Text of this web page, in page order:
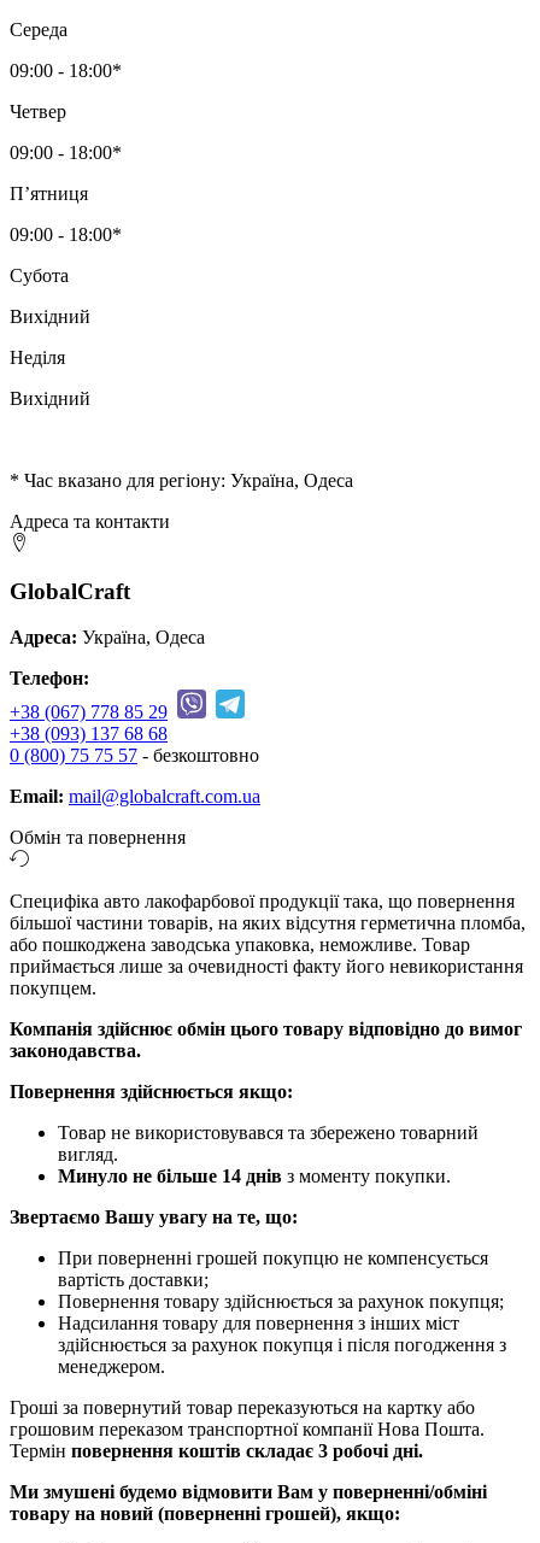
Середа
09:00 - 18:00*
Четвер
09:00 - 18:00*
Пʼятниця
09:00 - 18:00*
Субота
Вихідний
Неділя
Вихідний
* Час вказано для регіону: Україна, Одеса
Адреса та контакти
GlobalCraft
Адреса: Україна, Одеса
Телефон:
+38 (067) 778 85 29
+38 (093) 137 68 68
0 (800) 75 75 57 - безкоштовно
Email: mail@globalcraft.com.ua
Обмін та повернення
Специфіка авто лакофарбової продукції така, що повернення
більшої частини товарів, на яких відсутня герметична пломба,
або пошкоджена заводська упаковка, неможливе. Товар
приймається лише за очевидності факту його невикористання
покупцем.
Компанія здійснює обмін цього товару відповідно до вимог
законодавства.
Повернення здійснюється якщо:
Товар не використовувався та збережено товарний
вигляд.
Минуло не більше 14 днів з моменту покупки.
Звертаємо Вашу увагу на те, що:
При поверненні грошей покупцю не компенсується
вартість доставки;
Повернення товару здійснюється за рахунок покупця;
Надсилання товару для повернення з інших міст
здійснюється за рахунок покупця і після погодження з
менеджером.
Гроші за повернутий товар переказуються на картку або
грошовим переказом транспортної компанії Нова Пошта.
Термін повернення коштів складає 3 робочі дні.
Ми змушені будемо відмовити Вам у поверненні/обміні
товару на новий (поверненні грошей), якщо: